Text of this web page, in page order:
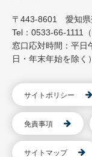
〒443-8601 愛知県
Tel：0533-66-1111（
窓口応対時間：平日
日・年末年始を除く）
サイトポリシー
免責事項
サイトマップ